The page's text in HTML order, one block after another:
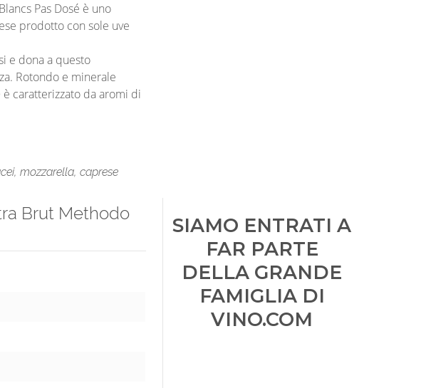
Pas Dosé è uno
prodotto con sole uve
e dona a questo
Rotondo e minerale
caratterizzato da aromi di
mozzarella, caprese
Brut Methodo
SIAMO ENTRATI A
FAR PARTE
DELLA GRANDE
FAMIGLIA DI
VINO.COM